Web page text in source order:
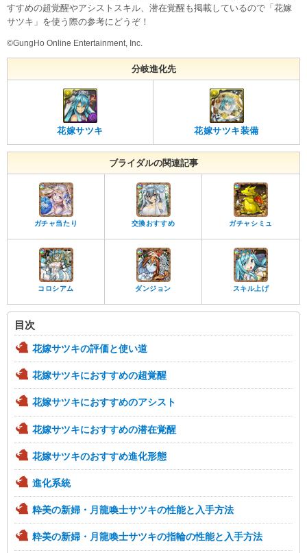
すすめの超覚醒やアシストスキル、潜在覚醒も掲載しているので「花嫁
サツキ」を使う際の参考にどうぞ！
©GungHo Online Entertainment, Inc.
分岐進化先
花嫁サツキ 花嫁サツキ装備
ブライダルの関連記事
ガチャ当たり 交換おすすめ ガチャシミュ
コロシアム ダンジョン スキル上げ
目次
花嫁サツキの評価と使い道
花嫁サツキにおすすめの超覚醒
花嫁サツキにおすすめのアシスト
花嫁サツキにおすすめの潜在覚醒
花嫁サツキのおすすめ進化形態
進化系統
粋美の新婦・月龍喚士サツキの性能と入手方法
粋美の新婦・月龍喚士サツキの指輪の性能と入手方法